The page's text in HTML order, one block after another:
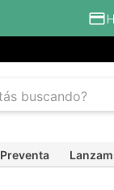
6 cuotas sin
Preventa